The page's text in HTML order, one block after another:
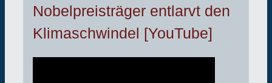
Nobelpreisträger entlarvt den
Klimaschwindel [YouTube]